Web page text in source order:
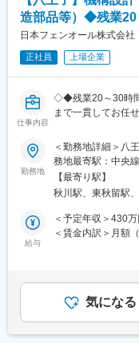
変更の範囲：会社
計が必要であるこ
の中でも当社は他
領域（危険度の高
長年の実績がありま
■配属部署：開発
・製品開発部は新
行っている部署で
・製品開発から試
与できる面白さが
■働き方：
・残業：月20～30
（八王子市内・府
ら通ってます）
った技術者を増員
■キャリアパス：
入社のタイミング
造部品等）◆残業20
日本フェンオール株式会社
正社員 上場企業
仕事内容
◇◆残業20～30時
まで一貫してお任
■担当業務につい
防災機器・医療機
いただきます。
・ 火災感知器・異
ンサー・工業用ヒ
・仕様書・取扱説
■当社製品の特徴
機構設計で携わる
勤務地
＜勤務地詳細＞八
務地最寄駅：中央
更の範囲：本文参照
【最寄り駅】
秋川駅、東秋留駅
給与
＜予定年収＞430
＜賃金内訳＞月額
も目安の金額であ
月給(月額)は固定
気になる